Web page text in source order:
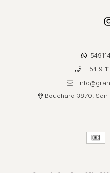
+54 9
Bouchard 3870,